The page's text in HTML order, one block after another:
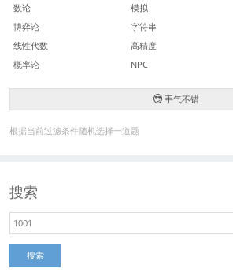
数论
模拟
博弈论
字符串
线性代数
高精度
概率论
NPC
手气不错
根据当前过滤条件随机选择一道题
搜索
搜索